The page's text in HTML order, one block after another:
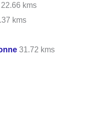
22.66 kms
kms
31.72 kms